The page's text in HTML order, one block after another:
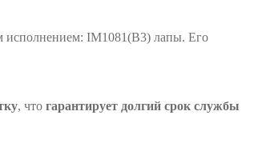
исполнением: IM1081(B3) лапы. Его
, что гарантирует долгий срок службы